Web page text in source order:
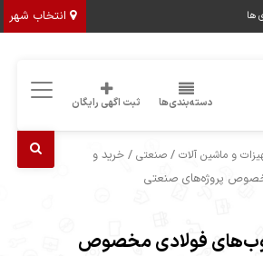
انتخاب شهر ها
دسته‌بندی‌ها ثبت اگهی رایگان
و ماشین آلات /صنعتی / خرید و
پروژه‌های صنعتی
فولادی مخصوص